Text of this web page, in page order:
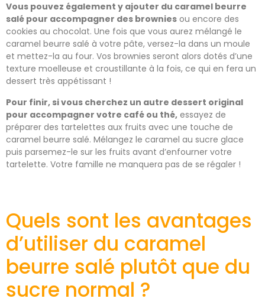
Vous pouvez également y ajouter du caramel beurre
salé pour accompagner des brownies ou encore des
cookies au chocolat. Une fois que vous aurez mélangé le
caramel beurre salé à votre pâte, versez-la dans un moule
et mettez-la au four. Vos brownies seront alors dotés d’une
texture moelleuse et croustillante à la fois, ce qui en fera un
dessert très appétissant !
Pour finir, si vous cherchez un autre dessert original
pour accompagner votre café ou thé, essayez de
préparer des tartelettes aux fruits avec une touche de
caramel beurre salé. Mélangez le caramel au sucre glace
puis parsemez-le sur les fruits avant d’enfourner votre
tartelette. Votre famille ne manquera pas de se régaler !
Quels sont les avantages
d’utiliser du caramel
beurre salé plutôt que du
sucre normal ?